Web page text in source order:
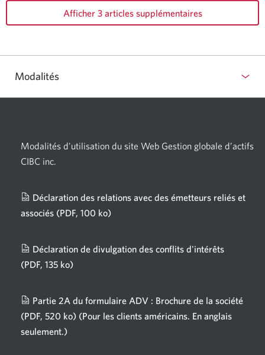
Afficher 3 articles supplémentaires
Modalités
Modalités d'utilisation du site Web Gestion globale d’actifs
CIBC inc.
Déclaration des relations avec des émetteurs reliés et
associés (PDF, 100 ko)
fenêtre
Déclaration de divulgation des conflits d'intérêts
(PDF, 135 ko)
fenêtre
s'affichera.
Partie 2A du formulaire ADV : Brochure de la société
(PDF, 520 ko) (Pour les clients américains. En anglais
seulement.)